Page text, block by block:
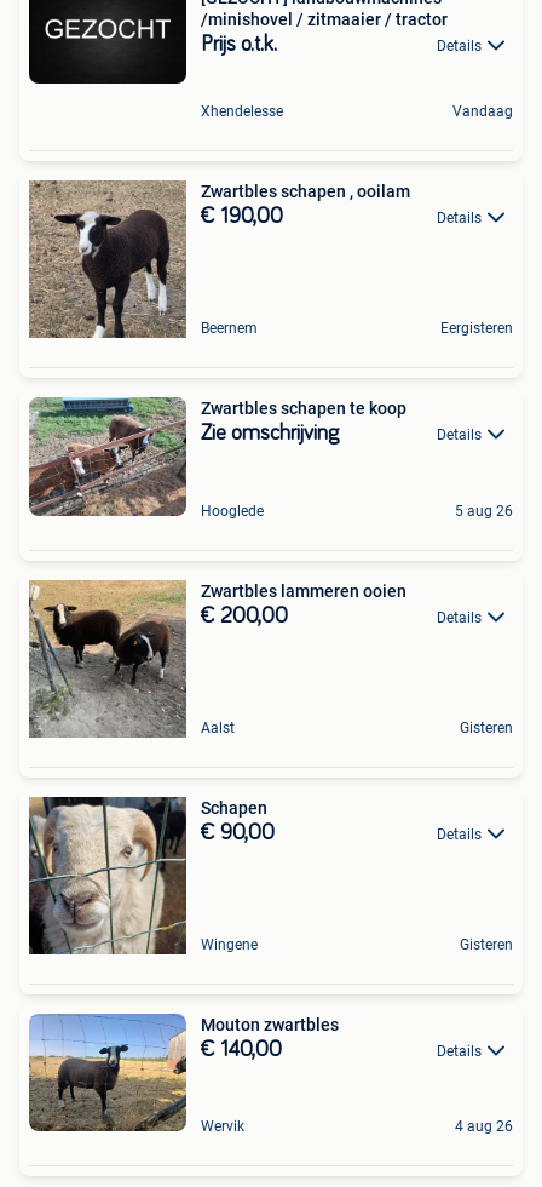
/minishovel / zitmaaier / tractor
Prijs o.t.k. Details
Xhendelesse Vandaag
Zwartbles schapen , ooilam
€ 190,00 Details
Beernem Eergisteren
Zwartbles schapen te koop
Zie omschrijving Details
Hooglede 5 aug 26
Zwartbles lammeren ooien
€ 200,00 Details
Aalst Gisteren
Schapen
€ 90,00 Details
Wingene Gisteren
Mouton zwartbles
€ 140,00 Details
Wervik 4 aug 26